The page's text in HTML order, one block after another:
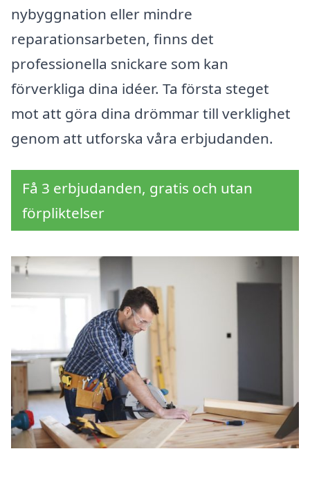
nybyggnation eller mindre
reparationsarbeten, finns det
professionella snickare som kan
förverkliga dina idéer. Ta första steget
mot att göra dina drömmar till verklighet
genom att utforska våra erbjudanden.
Få 3 erbjudanden, gratis och utan
förpliktelser